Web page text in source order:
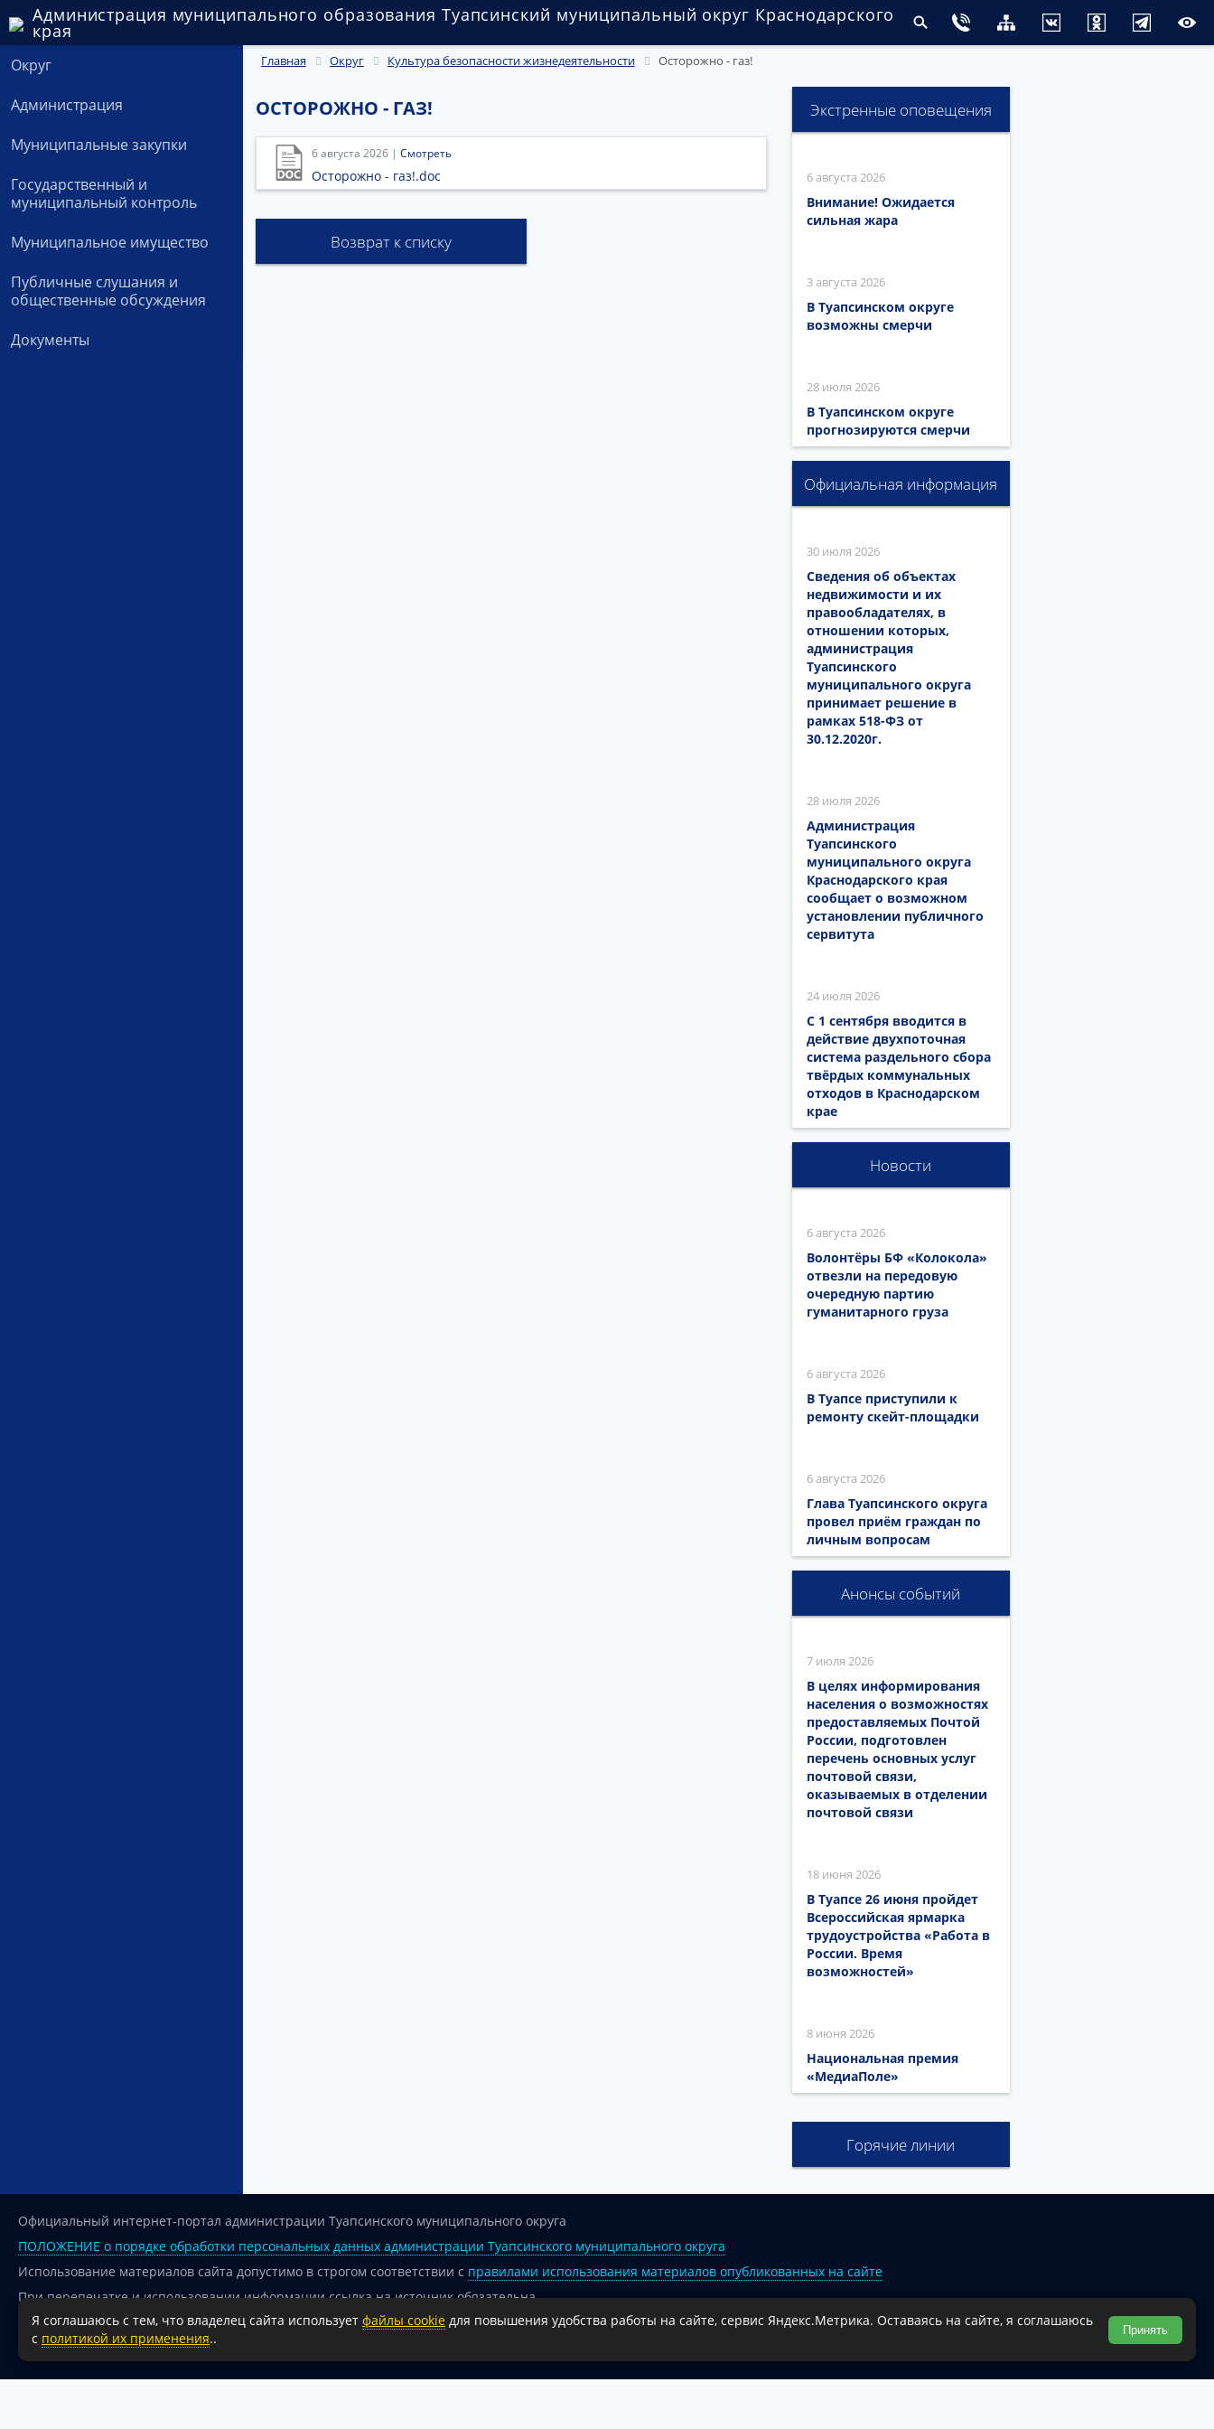
Администрация муниципального образования Туапсинский муниципальный округ Краснодарского
края
Округ
Администрация
Муниципальные закупки
Государственный и
муниципальный контроль
Муниципальное имущество
Публичные слушания и
общественные обсуждения
Документы
Главная Округ Культура безопасности жизнедеятельности Осторожно - газ!
ОСТОРОЖНО - ГАЗ!
6 августа 2026 | Смотреть
Осторожно - газ!.doc
Возврат к списку
Экстренные оповещения
6 августа 2026
Внимание! Ожидается
сильная жара
3 августа 2026
В Туапсинском округе
возможны смерчи
28 июля 2026
В Туапсинском округе
прогнозируются смерчи
Официальная информация
30 июля 2026
Сведения об объектах
недвижимости и их
правообладателях, в
отношении которых,
администрация
Туапсинского
муниципального округа
принимает решение в
рамках 518-ФЗ от
30.12.2020г.
28 июля 2026
Администрация
Туапсинского
муниципального округа
Краснодарского края
сообщает о возможном
установлении публичного
сервитута
24 июля 2026
С 1 сентября вводится в
действие двухпоточная
система раздельного сбора
твёрдых коммунальных
отходов в Краснодарском
крае
Новости
6 августа 2026
Волонтёры БФ «Колокола»
отвезли на передовую
очередную партию
гуманитарного груза
6 августа 2026
В Туапсе приступили к
ремонту скейт-площадки
6 августа 2026
Глава Туапсинского округа
провел приём граждан по
личным вопросам
Анонсы событий
7 июля 2026
В целях информирования
населения о возможностях
предоставляемых Почтой
России, подготовлен
перечень основных услуг
почтовой связи,
оказываемых в отделении
почтовой связи
18 июня 2026
В Туапсе 26 июня пройдет
Всероссийская ярмарка
трудоустройства «Работа в
России. Время
возможностей»
8 июня 2026
Национальная премия
«МедиаПоле»
Горячие линии
Официальный интернет-портал администрации Туапсинского муниципального округа
ПОЛОЖЕНИЕ о порядке обработки персональных данных администрации Туапсинского муниципального округа
Использование материалов сайта допустимо в строгом соответствии с правилами использования материалов опубликованных на сайте
При перепечатке и использовании информации ссылка на источник обязательна.
Для сайтов и страниц сети Интернет обязательна активная гиперссылка на официальный интернет-портал администрации Туапсинского муниципального округа.
18+
Я соглашаюсь с тем, что владелец сайта использует файлы cookie для повышения удобства работы на сайте, сервис Яндекс.Метрика. Оставаясь на сайте, я соглашаюсь
с политикой их применения.. Принять